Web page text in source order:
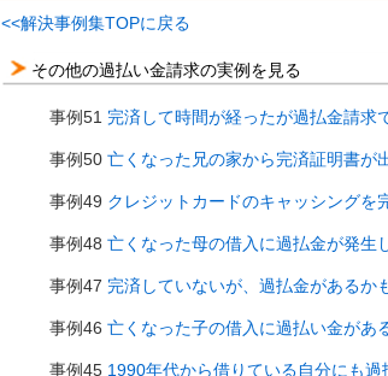
<<解決事例集TOPに戻る
その他の過払い金請求の実例を見る
事例51 完済して時間が経ったが過払金請求
事例50 亡くなった兄の家から完済証明書が
事例49 クレジットカードのキャッシングを
事例48 亡くなった母の借入に過払金が発生
事例47 完済していないが、過払金があるか
事例46 亡くなった子の借入に過払い金があ
事例45 1990年代から借りている自分にも